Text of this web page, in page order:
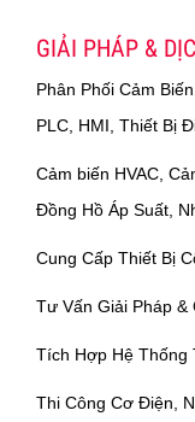
GIẢI PHÁP &
Phân Phối Cảm
PLC, HMI, Thiết Bị
Cảm biến HVAC,
Đồng Hồ Áp Suất,
Cung Cấp Thiết Bị
Tư Vấn Giải Pháp &
Tích Hợp Hệ Thống
Thi Công Cơ Điện,